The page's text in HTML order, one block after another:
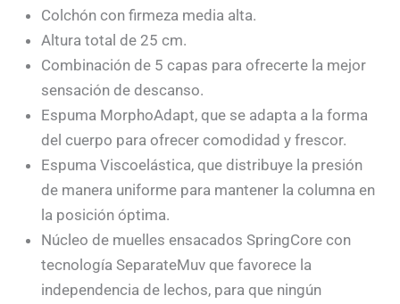
Colchón con firmeza media alta.
Altura total de 25 cm.
Combinación de 5 capas para ofrecerte la mejor
sensación de descanso.
Espuma MorphoAdapt, que se adapta a la forma
del cuerpo para ofrecer comodidad y frescor.
Espuma Viscoelástica, que distribuye la presión
de manera uniforme para mantener la columna en
la posición óptima.
Núcleo de muelles ensacados SpringCore con
tecnología SeparateMuv que favorece la
independencia de lechos, para que ningún